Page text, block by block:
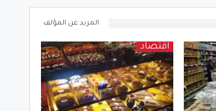
المزيد عن المؤلف
اقتصاد